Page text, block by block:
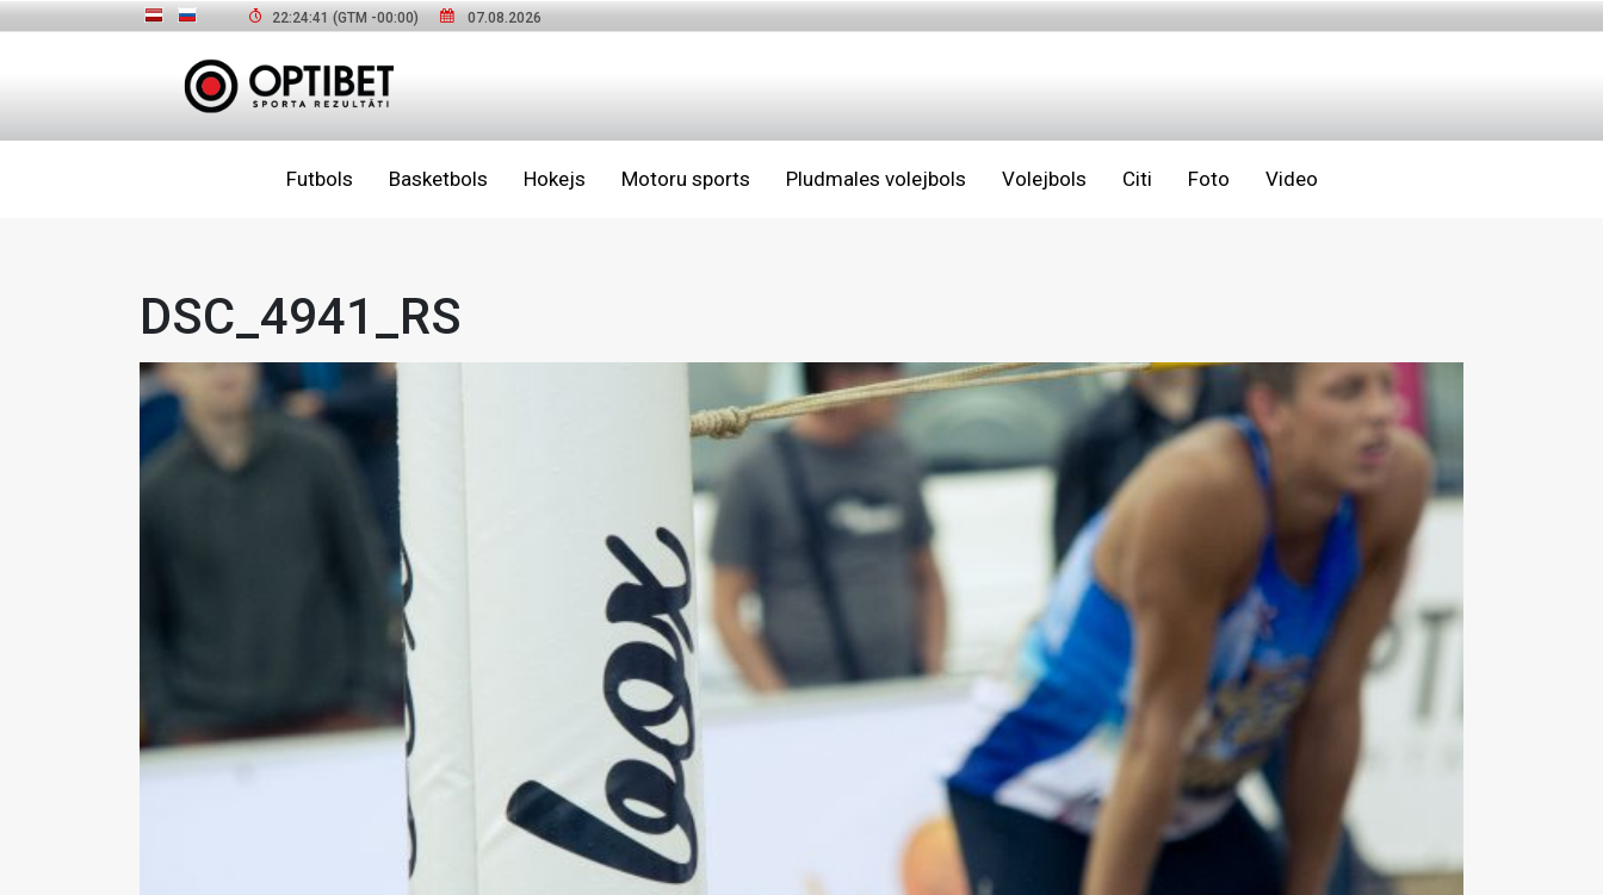
22:24:42 (GTM -00:00) 07.08.2026
Futbols Basketbols Hokejs Motoru sports Pludmales volejbols Volejbols Citi Foto Video
DSC_4941_RS